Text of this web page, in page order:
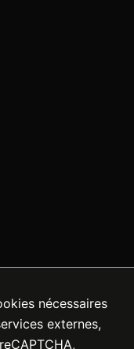
nécessaires
externes,